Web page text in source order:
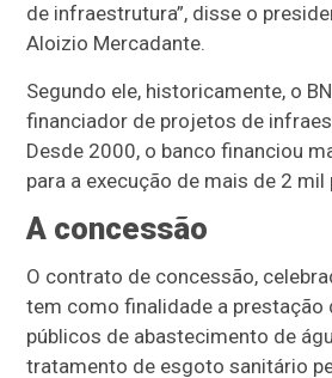
de infraestrutura”, disse o
Aloizio Mercadante.
Segundo ele, historicamente, o
financiador de projetos de
Desde 2000, o banco financiou
para a execução de mais de 2
A concessão
O contrato de concessão,
tem como finalidade a prestação
públicos de abastecimento de
tratamento de esgoto sanitário